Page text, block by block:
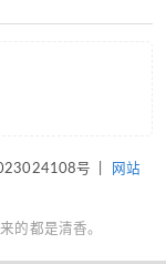
号 网站
的都是清香。